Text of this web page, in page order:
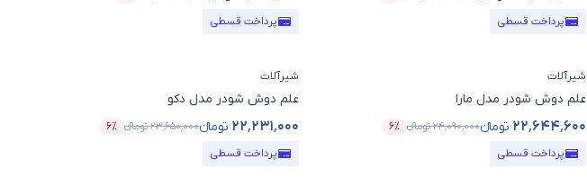
قیمت محصول
پرداخت قسطی
قیمت محصول
پرداخت قسطی
شیرآلات
علم دوش شودر مدل مارا
۲۲٬۶۴۴٬۶۰۰ تومانء۲۴٬۰۹۰٬۰۰۰تومانء
قیمت محصول
۶٪
درصد تخفیف
پرداخت قسطی
شیرآلات
علم دوش شودر مدل دکو
۲۲٬۲۳۱٬۰۰۰ تومانء۲۳٬۶۵۰٬۰۰۰تومانء
قیمت محصول
۶٪
درصد تخفیف
پرداخت قسطی